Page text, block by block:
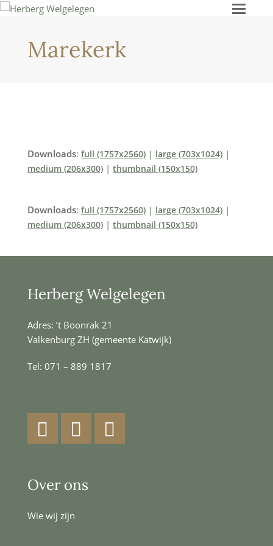
Marekerk
Downloads: full (1757x2560)| large (703x1024)|
medium (206x300)| thumbnail (150x150)
Downloads: full (1757x2560)| large (703x1024)|
medium (206x300)| thumbnail (150x150)
Herberg Welgelegen
Adres: ’t Boonrak 21
Valkenburg ZH (gemeente Katwijk)
Tel: 071 – 889 1817
FacebookInstagram
Over ons
Wie wij zijn